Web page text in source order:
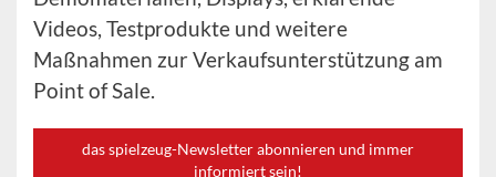
Videos, Testprodukte und weitere
Maßnahmen zur Verkaufsunterstützung am
Point of Sale.
das spielzeug-Newsletter abonnieren und immer
informiert sein!